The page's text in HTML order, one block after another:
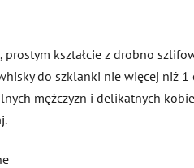
kształcie z drobno
do szklanki nie więcej niż
mężczyzn i delikatnych
.